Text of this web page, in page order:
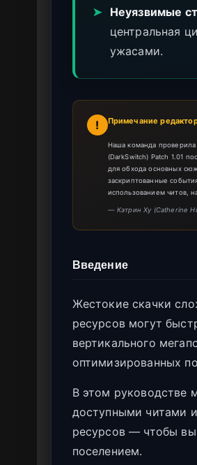
➤
Неуязвимые
центральная
ужасами.
! Примечание
Наша команда
(DarkSwitch) Patch 1.01
для обхода основных
заскриптованные
использованием читов,
— Кэтрин Ху (Catherine
Введение
Жестокие скачки
ресурсов могут
вертикального
оптимизированных
В этом руководстве
доступными читами
ресурсов — чтобы вы
поселением.